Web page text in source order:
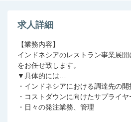
求人詳細
【業務内容】
インドネシアのレストラン事業展
をお任せ致します。
▼具体的には…
・インドネシアにおける調達先の
・コストダウンに向けたサプライ
・日々の発注業務、管理